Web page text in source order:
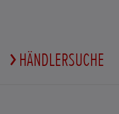
HÄNDLERSUCHE